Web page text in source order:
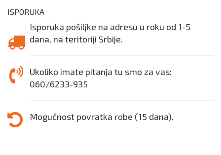
ISPORUKA
Isporuka pošiljke na adresu u roku od 1-5
dana, na teritoriji Srbije.
Ukoliko imate pitanja tu smo za vas:
060/6233-935
Mogućnost povratka robe (15 dana).